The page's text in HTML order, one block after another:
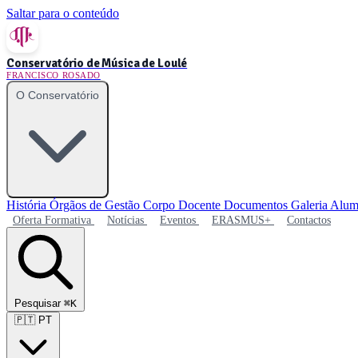
Saltar para o conteúdo
Conservatório de Música de Loulé
FRANCISCO ROSADO
O Conservatório
História Órgãos de Gestão Corpo Docente Documentos Galeria
Oferta Formativa Notícias Eventos ERASMUS+ Contactos
Pesquisar ⌘K
🇵🇹 PT